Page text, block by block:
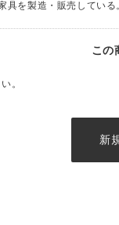
具を製造・販売している
この
。
新